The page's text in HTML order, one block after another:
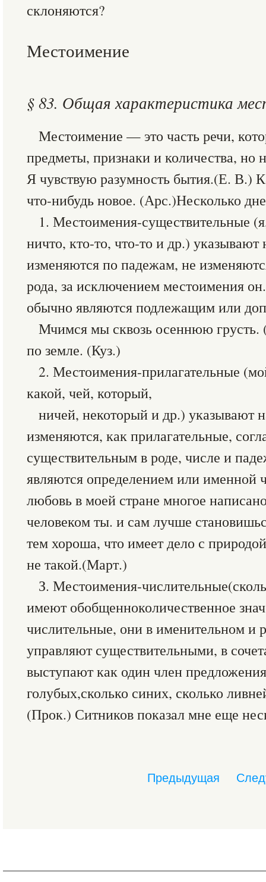
склоняются?
Местоимение
§ 83. Общая характеристика
Местоимение — это часть речи,
предметы, признаки и количества, но
Я чувствую разумность бытия.(Е. В.)
что-нибудь новое. (Арс.)Несколько
1. Местоимения-существительные
ничто, кто-то, что-то и др.)
изменяются по падежам, не
рода, за исключением местоимения
обычно являются подлежащим или
Мчимся мы сквозь осеннюю
по земле. (Куз.)
2. Местоимения-прилагательные
какой, чей, который,
ничей, некоторый и др.) указывают
изменяются, как прилагательные,
существительным в роде, числе и
являются определением или именной
любовь в моей стране многое
человеком ты. и сам лучше
тем хороша, что имеет дело с
не такой.(Март.)
З. Местоимения-
имеют обобщенноколичественное
числительные, они в именительном и
управляют существительными, в
выступают как один член
голубых,сколько синих, сколько
(Прок.) Ситников показал мне еще
Предыдущая